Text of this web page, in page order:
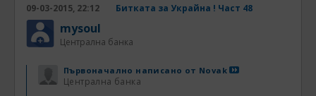
09-03-2015, 22:12 Битката за Украйна ! Част 48
mysoul
Централна банка
Първоначално написано от Novak
Централна банка